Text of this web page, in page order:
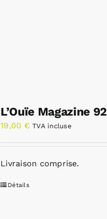
L’Ouïe Magazine 92
19,00 € TVA incluse
Livraison comprise.
Détails